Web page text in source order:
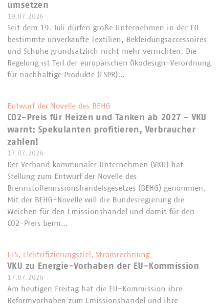
umsetzen
19.07.2026
Seit dem 19. Juli dürfen große Unternehmen in der EU
bestimmte unverkaufte Textilien, Bekleidungsaccessoires
und Schuhe grundsätzlich nicht mehr vernichten. Die
Regelung ist Teil der europäischen Ökodesign-Verordnung
für nachhaltige Produkte (ESPR)…
Entwurf der Novelle des BEHG
CO2-Preis für Heizen und Tanken ab 2027 - VKU
warnt: Spekulanten profitieren, Verbraucher
zahlen!
17.07.2026
Der Verband kommunaler Unternehmen (VKU) hat
Stellung zum Entwurf der Novelle des
Brennstoffemissionshandelsgesetzes (BEHG) genommen.
Mit der BEHG-Novelle will die Bundesregierung die
Weichen für den Emissionshandel und damit für den
CO2-Preis beim…
ETS, Elektrifizierungsziel, Stromrechnung
VKU zu Energie-Vorhaben der EU-Kommission
17.07.2026
Am heutigen Freitag hat die EU-Kommission ihre
Reformvorhaben zum Emissionshandel und ihre